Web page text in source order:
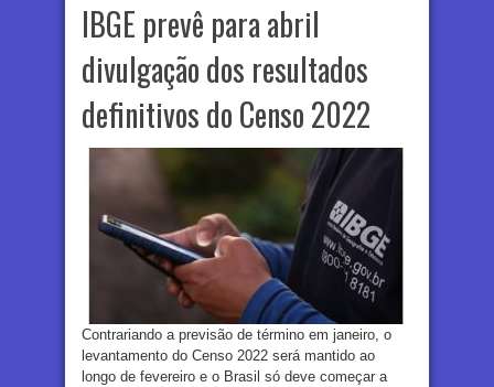
IBGE prevê para abril
divulgação dos resultados
definitivos do Censo 2022
Contrariando a previsão de término em janeiro, o
levantamento do Censo 2022 será mantido ao
longo de fevereiro e o Brasil só deve começar a